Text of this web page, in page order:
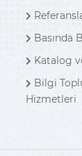
Basında
Katalog
Bilgi
Hizmetleri